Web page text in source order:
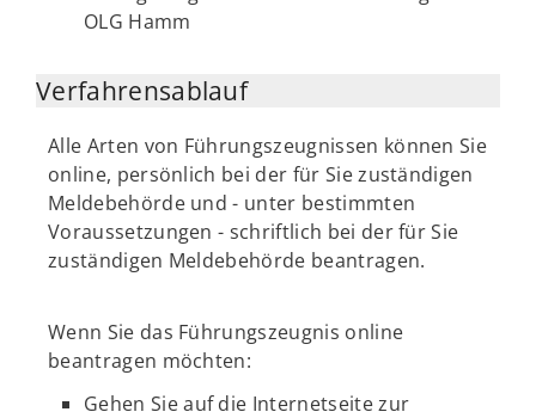
OLG Hamm
Verfahrensablauf
Alle Arten von Führungszeugnissen können Sie
online, persönlich bei der für Sie zuständigen
Meldebehörde und - unter bestimmten
Voraussetzungen - schriftlich bei der für Sie
zuständigen Meldebehörde beantragen.
Wenn Sie das Führungszeugnis online
beantragen möchten:
Gehen Sie auf die Internetseite zur